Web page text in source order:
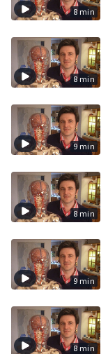
8 min
8 min
9 min
8 min
9 min
8 min